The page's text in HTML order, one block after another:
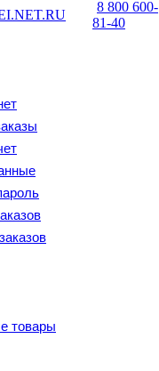
8 800 600-
81-40
товары